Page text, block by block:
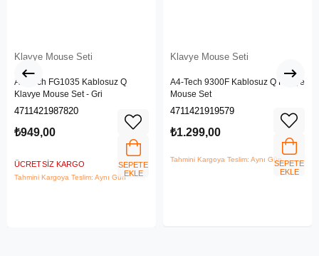
Klavye Mouse Seti
A4-Tech FG1035 Kablosuz Q
Klavye Mouse Set - Gri
4711421987820
₺949,00
ÜCRETSIZ KARGO
Tahmini Kargoya Teslim: Aynı Gün
SEPETE
EKLE
Klavye Mouse Seti
A4-Tech 9300F Kablosuz Q Klavye
Mouse Set
4711421919579
₺1.299,00
Tahmini Kargoya Teslim: Aynı GünSEPETE
EKLE